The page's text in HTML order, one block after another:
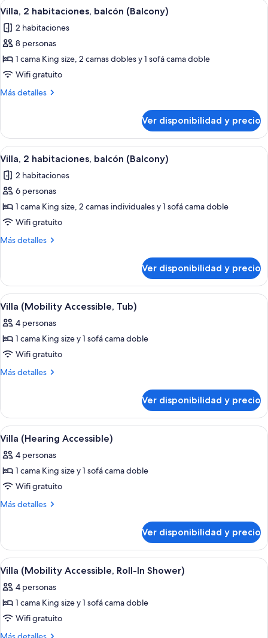
balcón
Ver
todas
las
fotos
de
Villa,
2
(Balcony)
Habitación de hotel con comedor,
6
Villa, 2 habitaciones, balcón (Balcony)
2 habitaciones
8 personas
1 cama King size, 2 camas dobles y 1 sofá cama doble
Wifi gratuito
Más detalles
Más
2
habitaciones,
balcón
Ver disponibilidad y precio
Ver
todas
las
fotos
de
Villa,
2
(Balcony)
Una sala de estar con comedor, que
7
Villa, 2 habitaciones, balcón (Balcony)
2 habitaciones
6 personas
1 cama King size, 2 camas individuales y 1 sofá cama doble
Wifi gratuito
Más detalles
Más
2
habitaciones,
balcón
(Balcony)
Ver disponibilidad y precio
Ver
todas
las
fotos
de
Villa
Tub)
Una cocina moderna con armarios
3
Villa (Mobility Accessible, Tub)
4 personas
1 cama King size y 1 sofá cama doble
Wifi gratuito
Más detalles
Más
(Mobility
Accessible,
Tub)
Ver disponibilidad y precio
Ver
todas
las
fotos
de
Villa
Comedor de hotel con una mesa de
3
Villa (Hearing Accessible)
4 personas
1 cama King size y 1 sofá cama doble
Wifi gratuito
Más detalles
Más
(Hearing
Accessible)
Ver disponibilidad y precio
Ver
todas
las
fotos
de
Villa
Comedor de hotel con una mesa de
3
Villa (Mobility Accessible, Roll-In Shower)
4 personas
1 cama King size y 1 sofá cama doble
Wifi gratuito
Más